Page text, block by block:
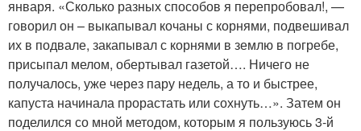
января. «Сколько разных способов я перепробовал!, —
говорил он – выкапывал кочаны с корнями, подвешивал
их в подвале, закапывал с корнями в землю в погребе,
присыпал мелом, обертывал газетой…. Ничего не
получалось, уже через пару недель, а то и быстрее,
капуста начинала прорастать или сохнуть…». Затем он
поделился со мной методом, которым я пользуюсь 3-й